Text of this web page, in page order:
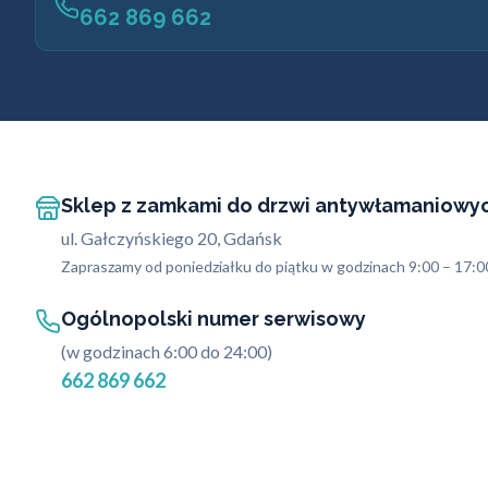
662 869 662
Sklep z zamkami do drzwi
ul. Gałczyńskiego 20, Gdańsk
Zapraszamy od poniedziałku do piątku w godzinach 9:00 –
Ogólnopolski numer serwisowy
(w godzinach 6:00 do 24:00)
662 869 662